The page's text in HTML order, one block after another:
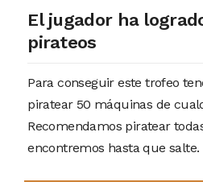
El jugador ha
pirateos
Para conseguir este trofeo
piratear 50 máquinas de
Recomendamos piratear
encontremos hasta que salte.